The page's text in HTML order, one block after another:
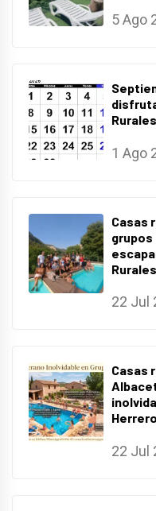
5 Ago
1 Ago
Casas
grupos
22 Jul
Casas
Herrero
22 Jul